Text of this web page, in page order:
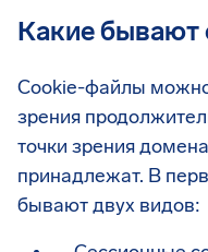
Какие
Cookie-файлы можно
зрения
точки зрения
принадлежат. В
бывают двух видов: